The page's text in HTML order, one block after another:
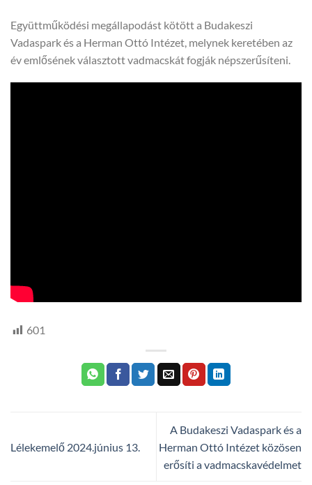
Együttműködési megállapodást kötött a Budakeszi
Vadaspark és a Herman Ottó Intézet, melynek keretében az
év emlősének választott vadmacskát fogják népszerűsíteni.
601
Lélekemelő 2024.június 13.
A Budakeszi Vadaspark és a
Herman Ottó Intézet közösen
erősíti a vadmacskavédelmet